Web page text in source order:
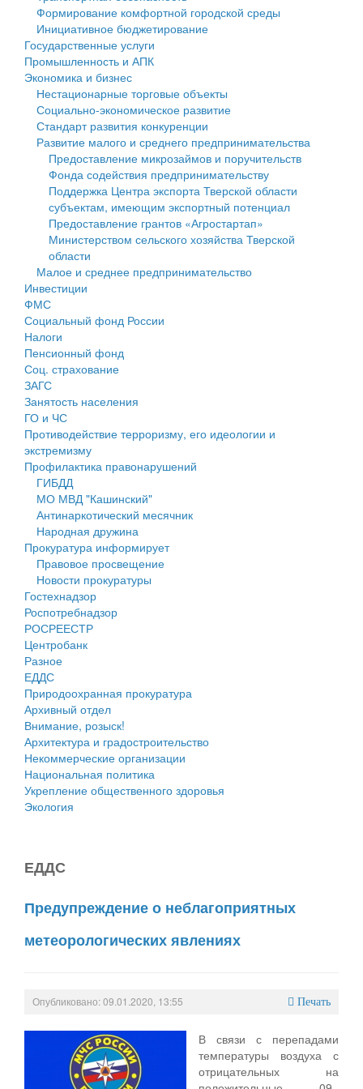
Государственные услуги
Промышленность и АПК
Экономика и бизнес
Символика
Устав
Гостям округа
Туризм
Культура
Образование
Здравоохранение
Социальная защита
Фотоальбом
муниципального округа Тверской области
Администрация Кашинского муниципального округа
Тверской области
Управление сельскими территориями
Открытые данные
Работа с обращениями граждан
Муниципальный контроль
Муниципальные услуги
Проекты административных регламентов
Антимонопольный комплаенс
Противодействие коррупции
Финансовое управление
Бюджет для граждан
Имущество
Выявление правообладателей ранее учтенных
объектов недвижимости
Имущественная поддержка субъектов малого и
среднего предпринимательства
Информационная поддержка субъектов малого и
среднего предпринимательства
Муниципальные программы
Контрольно-счетная палата
Персональные данные
Оценка регулирующего воздействия
Деятельность МУ
Нормативы градостроительного проектирования
Правила землепользования и застройки
Генеральные планы
Проекты планировки территории
Собрание депутатов
Городское поселение
Сельские поселения
Формирование комфортной городской среды
Инициативное бюджетирование
Государственные услуги
Промышленность и АПК
Экономика и бизнес
Нестационарные торговые объекты
Социально-экономическое развитие
Стандарт развития конкуренции
Развитие малого и среднего предпринимательства
Предоставление микрозаймов и поручительств
Фонда содействия предпринимательству
Поддержка Центра экспорта Тверской области
субъектам, имеющим экспортный потенциал
Предоставление грантов «Агростартап»
Министерством сельского хозяйства Тверской
области
Малое и среднее предпринимательство
Инвестиции
ФМС
Социальный фонд России
Налоги
Пенсионный фонд
Соц. страхование
ЗАГС
Занятость населения
ГО и ЧС
Противодействие терроризму, его идеологии и
экстремизму
Профилактика правонарушений
ГИБДД
МО МВД "Кашинский"
Антинаркотический месячник
Народная дружина
Прокуратура информирует
Правовое просвещение
Новости прокуратуры
Гостехнадзор
Роспотребнадзор
РОСРЕЕСТР
Центробанк
Разное
ЕДДС
Природоохранная прокуратура
Архивный отдел
Внимание, розыск!
Архитектура и градостроительство
Некоммерческие организации
Национальная политика
Укрепление общественного здоровья
Экология
ЕДДС
Предупреждение о неблагоприятных
метеорологических явлениях
Опубликовано: 09.01.2020, 13:55 Печать
В связи с перепадами
температуры воздуха с
отрицательных на